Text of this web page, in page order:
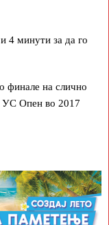
4 минути за да го
финале на слично
УС Опен во 2017